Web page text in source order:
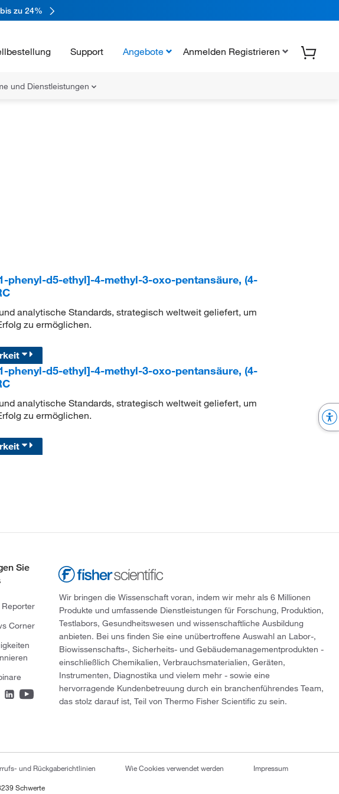
zu 24%
Support Angebote Anmelden Registrieren
und Dienstleistungen
phenyl-d5-ethyl]-4-methyl-3-oxo-pentansäure, (4-
analytische Standards, strategisch weltweit geliefert, um
zu ermöglichen.
phenyl-d5-ethyl]-4-methyl-3-oxo-pentansäure, (4-
analytische Standards, strategisch weltweit geliefert, um
zu ermöglichen.
Sie
Reporter
Corner
Wir bringen die Wissenschaft voran, indem wir mehr als 6 Millionen
Produkte und umfassende Dienstleistungen für Forschung, Produktion,
Testlabors, Gesundheitswesen und wissenschaftliche Ausbildung
anbieten. Bei uns finden Sie eine unübertroffene Auswahl an Labor-,
Biowissenschafts-, Sicherheits- und Gebäudemanagementprodukten -
einschließlich Chemikalien, Verbrauchsmaterialien, Geräten,
Instrumenten, Diagnostika und vielem mehr - sowie eine
hervorragende Kundenbetreuung durch ein branchenführendes Team,
das stolz darauf ist, Teil von Thermo Fisher Scientific zu sein.
und Rückgaberichtlinien Wie Cookies verwendet werden Impressum
Schwerte